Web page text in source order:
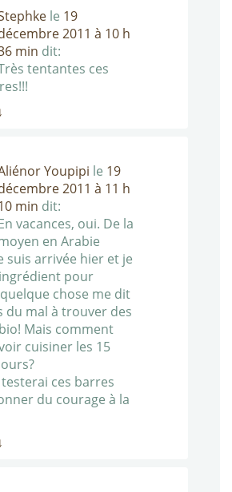
le 19
2011 à 10 h
min dit:
tentantes ces
Youpipi le 19
2011 à 11 h
min dit:
vacances, oui. De la
en Arabie
suis arrivée hier et je
pour
chose me dit
du mal à trouver des
Mais comment
cuisiner les 15
ces barres
du courage à la